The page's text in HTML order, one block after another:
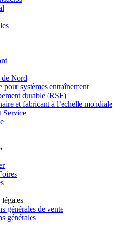
de Nord
pour systèmes entraînement
durable (RSE)
et fabricant à l’échelle mondiale
Service
générales de vente
générales